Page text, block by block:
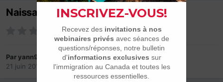
Naissance après avoir reçu la CRP
Paryann944
21 juin 2014
dans Québec